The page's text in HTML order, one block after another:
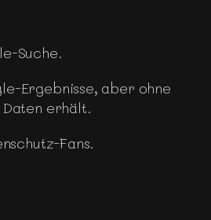
Suche.
Ergebnisse, aber ohne
erhält.
Fans.